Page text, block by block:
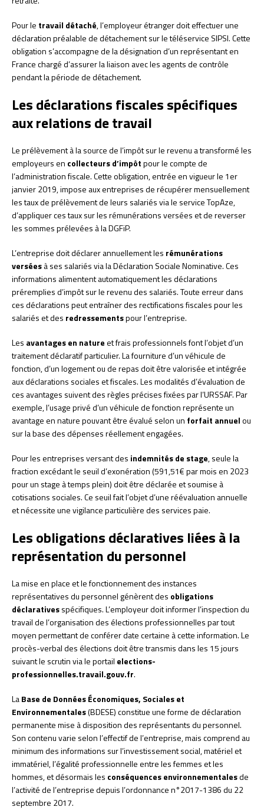
Pour le travail détaché, l’employeur étranger doit effectuer une
déclaration préalable de détachement sur le téléservice SIPSI. Cette
obligation s’accompagne de la désignation d’un représentant en
France chargé d’assurer la liaison avec les agents de contrôle
pendant la période de détachement.
Les déclarations fiscales spécifiques
aux relations de travail
Le prélèvement à la source de l’impôt sur le revenu a transformé les
employeurs en collecteurs d’impôtpour le compte de
l’administration fiscale. Cette obligation, entrée en vigueur le 1er
janvier 2019, impose aux entreprises de récupérer mensuellement
les taux de prélèvement de leurs salariés via le service TopAze,
d’appliquer ces taux sur les rémunérations versées et de reverser
les sommes prélevées à la DGFiP.
L’entreprise doit déclarer annuellement les rémunérations
verséesà ses salariés via la Déclaration Sociale Nominative. Ces
informations alimentent automatiquement les déclarations
préremplies d’impôt sur le revenu des salariés. Toute erreur dans
ces déclarations peut entraîner des rectifications fiscales pour les
salariés et des redressementspour l’entreprise.
Les avantages en natureet frais professionnels font l’objet d’un
traitement déclaratif particulier. La fourniture d’un véhicule de
fonction, d’un logement ou de repas doit être valorisée et intégrée
aux déclarations sociales et fiscales. Les modalités d’évaluation de
ces avantages suivent des règles précises fixées par l’URSSAF. Par
exemple, l’usage privé d’un véhicule de fonction représente un
avantage en nature pouvant être évalué selon un forfait annuelou
sur la base des dépenses réellement engagées.
Pour les entreprises versant des indemnités de stage, seule la
fraction excédant le seuil d’exonération (591,51€ par mois en 2023
pour un stage à temps plein) doit être déclarée et soumise à
cotisations sociales. Ce seuil fait l’objet d’une réévaluation annuelle
et nécessite une vigilance particulière des services paie.
Les obligations déclaratives liées à la
représentation du personnel
La mise en place et le fonctionnement des instances
représentatives du personnel génèrent des obligations
déclarativesspécifiques. L’employeur doit informer l’inspection du
travail de l’organisation des élections professionnelles par tout
moyen permettant de conférer date certaine à cette information. Le
procès-verbal des élections doit être transmis dans les 15 jours
suivant le scrutin via le portail elections-
professionnelles.travail.gouv.fr.
LaBase de Données Économiques, Sociales et
Environnementales(BDESE) constitue une forme de déclaration
permanente mise à disposition des représentants du personnel.
Son contenu varie selon l’effectif de l’entreprise, mais comprend au
minimum des informations sur l’investissement social, matériel et
immatériel, l’égalité professionnelle entre les femmes et les
hommes, et désormais les conséquences environnementalesde
l’activité de l’entreprise depuis l’ordonnance n°2017-1386 du 22
septembre 2017.